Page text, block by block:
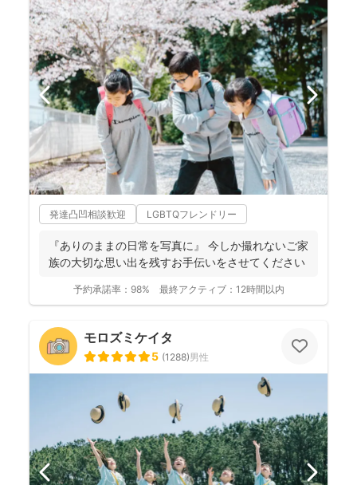
発達凸凹相談歓迎 LGBTQフレンドリー
『ありのままの日常を写真に』 今しか撮れないご家
族の大切な思い出を残すお手伝いをさせてください
予約承諾率： 98% 最終アクティブ： 12時間以内
モロズミケイタ
5 (1288)男性